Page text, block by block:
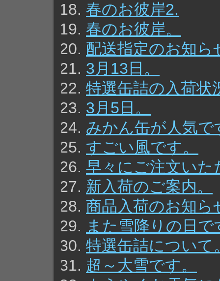
春のお彼岸2.
春のお彼岸。
配送指定のお知ら
3月13日。
特選缶詰の入荷状
3月5日。
みかん缶が人気で
すごい風です。
早々にご注文いた
新入荷のご案内。
商品入荷のお知ら
また雪降りの日で
特選缶詰について
超～大雪です。